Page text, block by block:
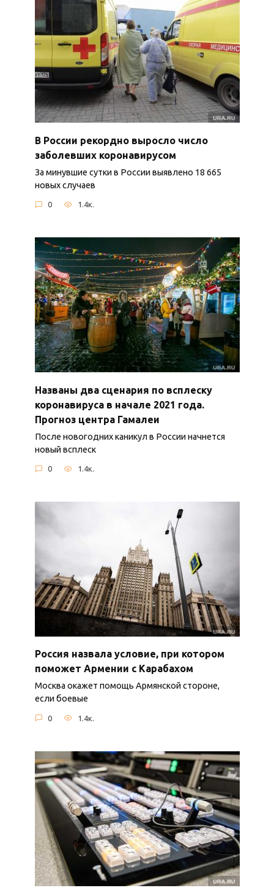
В России рекордно выросло число
заболевших коронавирусом
За минувшие сутки в России выявлено 18 665
новых случаев
0 1.4к.
Названы два сценария по всплеску
коронавируса в начале 2021 года.
Прогноз центра Гамалеи
После новогодних каникул в России начнется
новый всплеск
0 1.4к.
Россия назвала условие, при котором
поможет Армении с Карабахом
Москва окажет помощь Армянской стороне,
если боевые
0 1.4к.